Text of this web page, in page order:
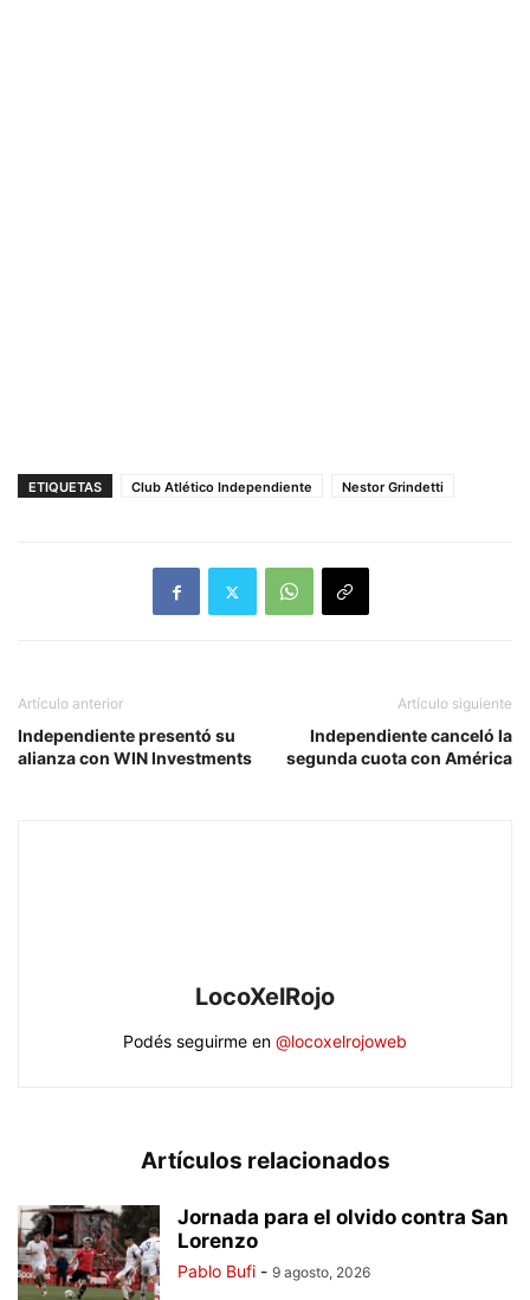
ETIQUETAS Club Atlético Independiente Nestor Grindetti
Artículo anterior
Independiente presentó su
alianza con WIN Investments
Artículo siguiente
Independiente canceló la
segunda cuota con América
LocoXelRojo
Podés seguirme en @locoxelrojoweb
Artículos relacionados
Jornada para el olvido contra San
Lorenzo
Pablo Bufi - 9 agosto, 2026